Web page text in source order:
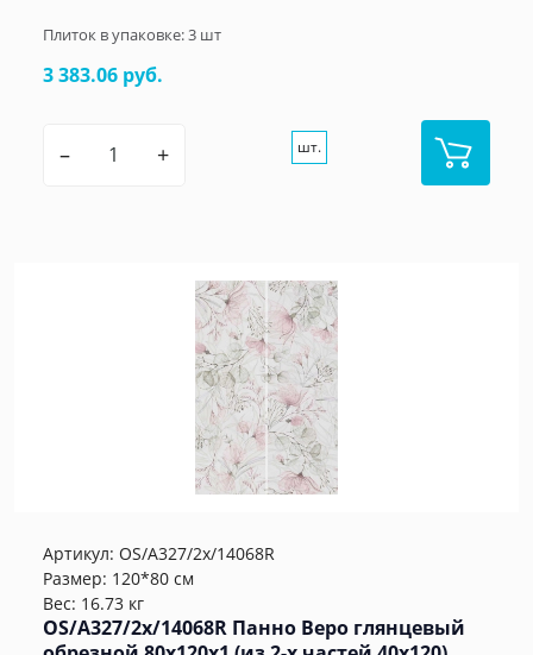
Плиток в упаковке:3 шт
3 383.06 руб.
– + шт.
Артикул: OS/A327/2x/14068R
Размер: 120*80 см
Вес: 16.73 кг
OS/A327/2x/14068R Панно Веро глянцевый